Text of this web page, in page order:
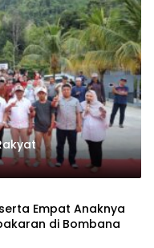
Empat Anaknya
di Bombana